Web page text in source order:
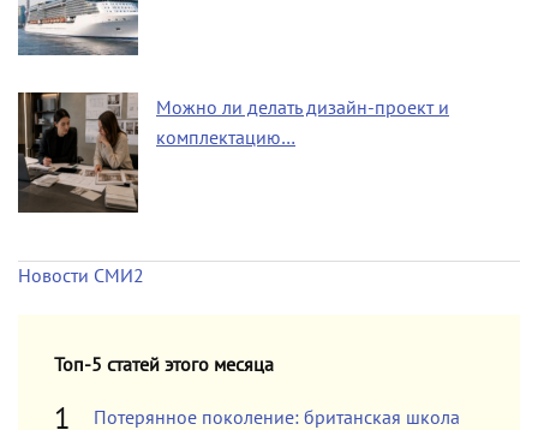
Можно ли делать дизайн-проект и
комплектацию…
Новости СМИ2
Топ-5 статей этого месяца
Потерянное поколение: британская школа